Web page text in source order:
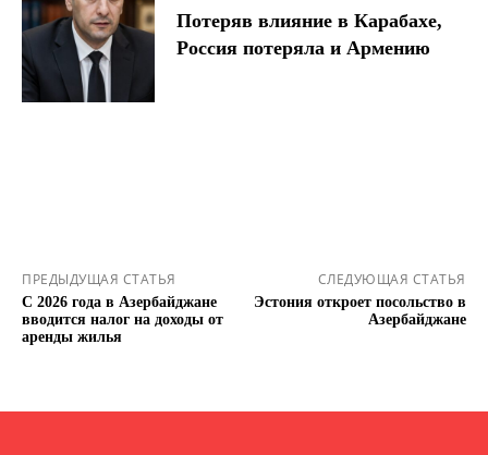
Потеряв влияние в Карабахе,
Россия потеряла и Армению
ПРЕДЫДУЩАЯ СТАТЬЯ
С 2026 года в Азербайджане
вводится налог на доходы от
аренды жилья
СЛЕДУЮЩАЯ СТАТЬЯ
Эстония откроет посольство в
Азербайджане